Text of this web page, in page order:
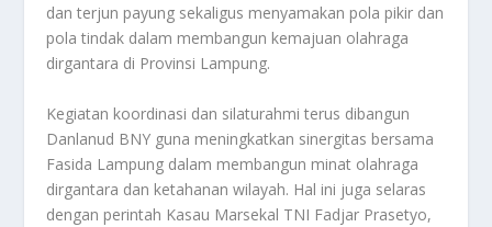
dan terjun payung sekaligus menyamakan pola pikir dan
pola tindak dalam membangun kemajuan olahraga
dirgantara di Provinsi Lampung.
Kegiatan koordinasi dan silaturahmi terus dibangun
Danlanud BNY guna meningkatkan sinergitas bersama
Fasida Lampung dalam membangun minat olahraga
dirgantara dan ketahanan wilayah. Hal ini juga selaras
dengan perintah Kasau Marsekal TNI Fadjar Prasetyo,